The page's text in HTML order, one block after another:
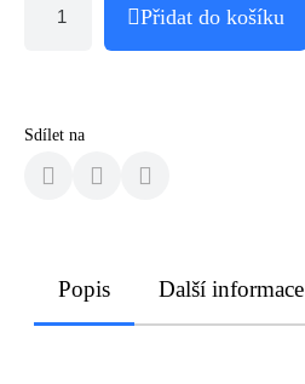
Přidat do košíku
Sdílet na
Popis Další informace